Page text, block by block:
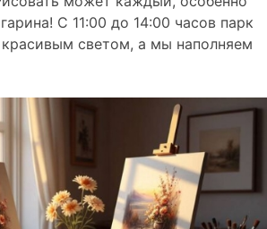
С 11:00 до 14:00 часов парк
светом, а мы наполняем